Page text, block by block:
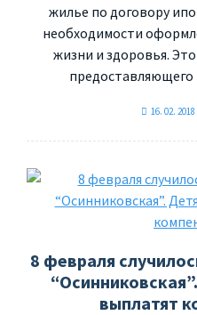
жилье по договору
необходимости
жизни и здоровья.
предоставляющего
16. 02. 2018
8 февраля
выплатят